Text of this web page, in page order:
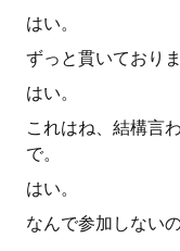
はい。
ずっと貫いておりま
はい。
これはね、結構言
で。
はい。
なんで参加しないの